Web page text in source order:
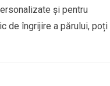
și pentru
de îngrijire a părului, poți